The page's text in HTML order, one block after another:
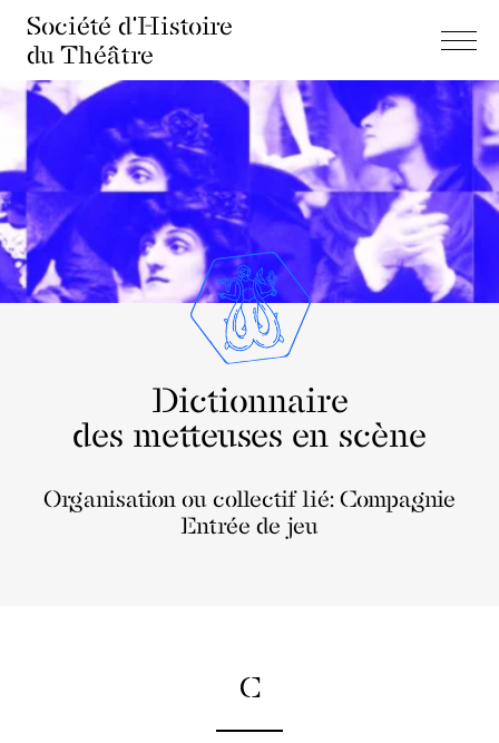
Société d'Histoire
du Théâtre
Dictionnaire
des metteuses en scène
Organisation ou collectif lié: Compagnie
Entrée de jeu
C